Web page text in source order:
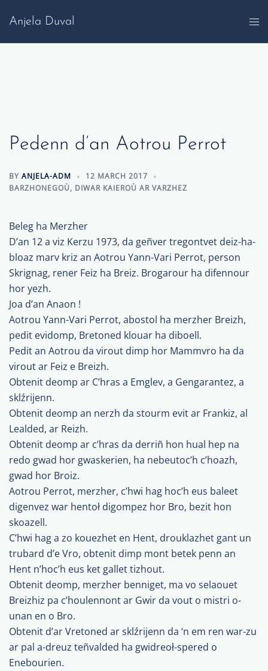
Anjela Duval
Pedenn d’an Aotrou Perrot
BY ANJELA-ADM
12 MARCH 2017
BARZHONEGOÙ, DIWAR KAIEROÙ AR VARZHEZ
Beleg ha Merzher
D’an 12 a viz Kerzu 1973, da geñver tregontvet deiz-ha-
bloaz marv kriz an Aotrou Yann-Vari Perrot, person
Skrignag, rener Feiz ha Breiz. Brogarour ha difennour
hor yezh.
Joa d’an Anaon !
Aotrou Yann-Vari Perrot, abostol ha merzher Breizh,
pedit evidomp, Bretoned klouar ha diboell.
Pedit an Aotrou da virout dimp hor Mammvro ha da
virout ar Feiz e Breizh.
Obtenit deomp ar C’hras a Emglev, a Gengarantez, a
sklźrijenn.
Obtenit deomp an nerzh da stourm evit ar Frankiz, al
Lealded, ar Reizh.
Obtenit deomp ar c’hras da derriñ hon hual hep na
redo gwad hor gwaskerien, ha nebeutoc’h c’hoazh,
gwad hor Broiz.
Aotrou Perrot, merzher, c’hwi hag hoc’h eus baleet
digenvez war hentoł digompez hor Bro, bezit hon
skoazell.
C’hwi hag a zo kouezhet en Hent, drouklazhet gant un
trubard d’e Vro, obtenit dimp mont betek penn an
Hent n’hoc’h eus ket gallet tizhout.
Obtenit deomp, merzher benniget, ma vo selaouet
Breizhiz pa c’houlennont ar Gwir da vout o mistri o-
unan en o Bro.
Obtenit d’ar Vretoned ar sklźrijenn da ‘n em ren war-zu
ar pal a-dreuz teñvalded ha gwidreoł-spered o
Enebourien.